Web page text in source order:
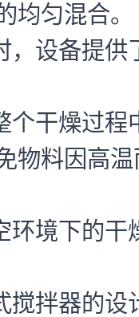
均匀混合。
，设备提
个干燥过程
物料因高
环境下的干
搅拌器的设